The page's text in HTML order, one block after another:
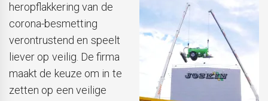
heropflakkering van de
corona-besmetting
verontrustend en speelt
liever op veilig. De firma
maakt de keuze om in te
zetten op een veilige